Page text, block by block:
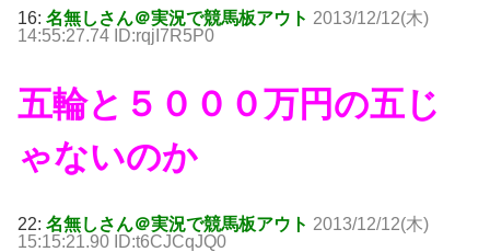
16: 名無しさん＠実況で競馬板アウト 2013/12/12(木)
14:55:27.74 ID:rqjI7R5P0
五輪と５０００万円の五じ
ゃないのか
22: 名無しさん＠実況で競馬板アウト 2013/12/12(木)
15:15:21.90 ID:t6CJCqJQ0